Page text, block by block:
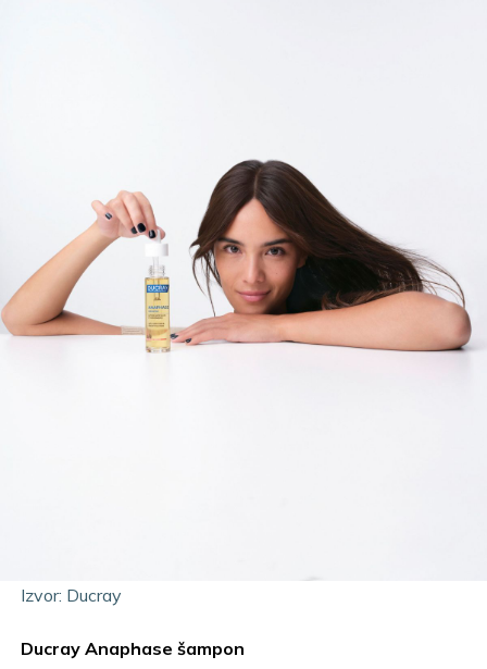
Izvor: Ducray
Ducray Anaphase šampon